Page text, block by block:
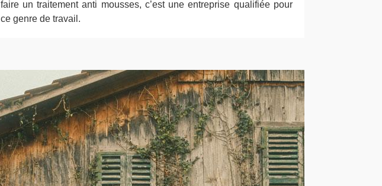
faire un traitement anti mousses, c’est une entreprise qualifiée pour
ce genre de travail.